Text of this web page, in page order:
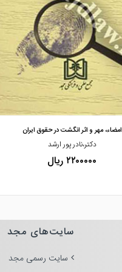
مشاهده و خرید
امضاء، مهر و اثر انگشت در حقوق ایران
دکتر،نادر پور ارشد
۲۲۰۰۰۰۰ ریال
سایت‌های مجد
سایت رسمی مجد